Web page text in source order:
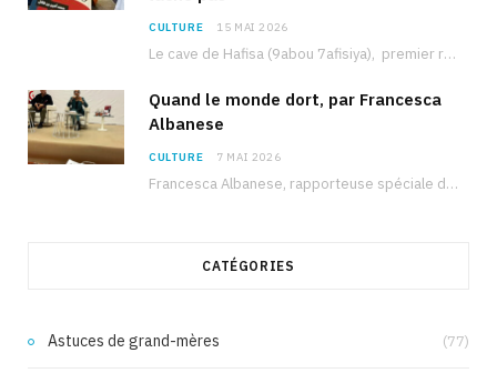
CULTURE 15 MAI 2026
Le cave de Hafisa (9abou 7afisiya), premier roman du journaliste tunisien Mohamed Amine Ben Hlel,…
Quand le monde dort, par Francesca
Albanese
CULTURE 7 MAI 2026
Francesca Albanese, rapporteuse spéciale de l’ONU sur les territoires palestiniens occupés, était à Tunis pour…
CATÉGORIES
Astuces de grand-mères (77)